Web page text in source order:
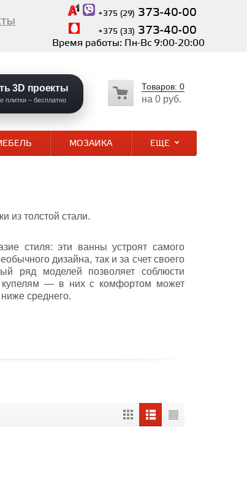
+375 (29) 373-40-00
+375 (33) 373-40-00
Время работы: Пн-Вс 9:00-20:00
3D проекты
плитки – бесплатно
Товаров: 0
на 0 руб.
МОЗАИКА ЕЩЕ
из толстой стали.
стиля: эти ванны устроят самого
дизайна, так и за счет своего
ряд моделей позволяет соблюсти
купелям — в них с комфортом может
ниже среднего.